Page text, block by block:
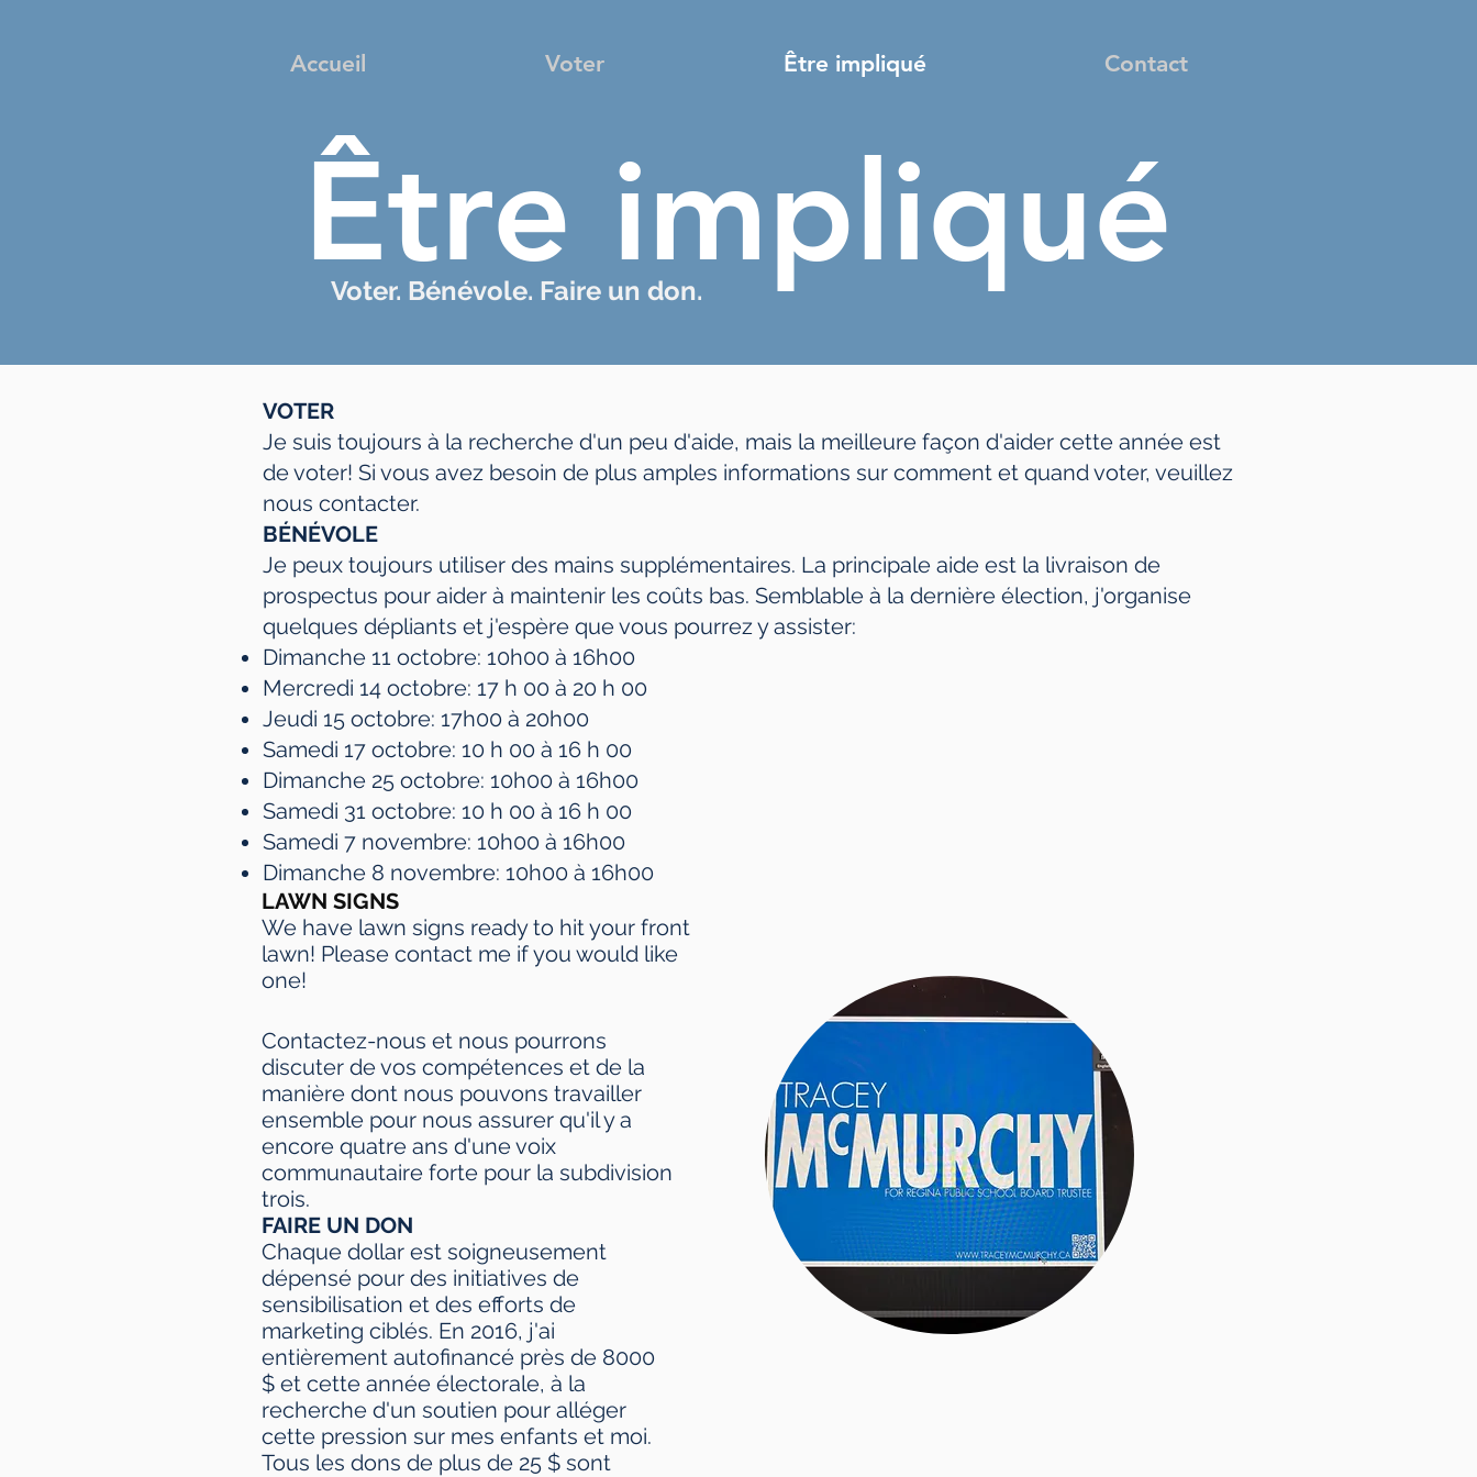
Accueil Voter Être impliqué Contact
Être impliqué
Voter. Bénévole. Faire un don.
VOTER
Je suis toujours à la recherche d'un peu d'aide, mais la meilleure façon d'aider cette année est
de voter! Si vous avez besoin de plus amples informations sur comment et quand voter, veuillez
nous contacter.
BÉNÉVOLE
Je peux toujours utiliser des mains supplémentaires. La principale aide est la livraison de
prospectus pour aider à maintenir les coûts bas. Semblable à la dernière élection, j'organise
quelques dépliants et j'espère que vous pourrez y assister:
Dimanche 11 octobre: ​​10h00 à 16h00
Mercredi 14 octobre: ​​17 h 00 à 20 h 00
Jeudi 15 octobre: ​​17h00 à 20h00
Samedi 17 octobre: ​​10 h 00 à 16 h 00
Dimanche 25 octobre: ​​10h00 à 16h00
Samedi 31 octobre: ​​10 h 00 à 16 h 00
Samedi 7 novembre: 10h00 à 16h00
Dimanche 8 novembre: 10h00 à 16h00
LAWN SIGNS
We have lawn signs ready to hit your front
lawn! Please contact me if you would like
one!
Contactez-nous et nous pourrons
discuter de vos compétences et de la
manière dont nous pouvons travailler
ensemble pour nous assurer qu'il y a
encore quatre ans d'une voix
communautaire forte pour la subdivision
trois.
FAIRE UN DON
Chaque dollar est soigneusement
dépensé pour des initiatives de
sensibilisation et des efforts de
marketing ciblés. En 2016, j'ai
entièrement autofinancé près de 8000
$ et cette année électorale, à la
recherche d'un soutien pour alléger
cette pression sur mes enfants et moi.
Tous les dons de plus de 25 $ sont